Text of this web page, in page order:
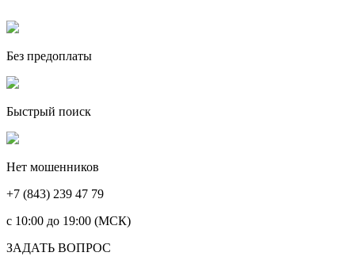
Без предоплаты
Быстрый поиск
Нет мошенников
+7 (843) 239 47 79
c 10:00 до 19:00 (МСК)
ЗАДАТЬ ВОПРОС